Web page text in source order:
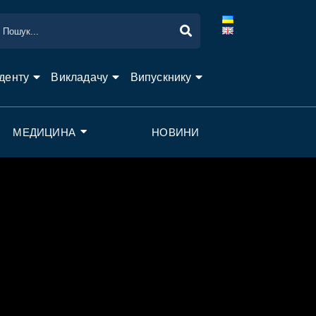
Викладачу Випускнику
МЕДИЦИНА НОВИНИ